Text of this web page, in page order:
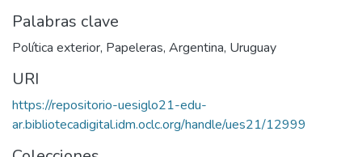
Palabras clave
Política exterior, Papeleras, Argentina, Uruguay
URI
https://repositorio-uesiglo21-edu-
ar.bibliotecadigital.idm.oclc.org/handle/ues21/12999